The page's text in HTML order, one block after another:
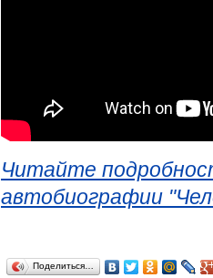
Читайте
автобиографии
Поделиться…